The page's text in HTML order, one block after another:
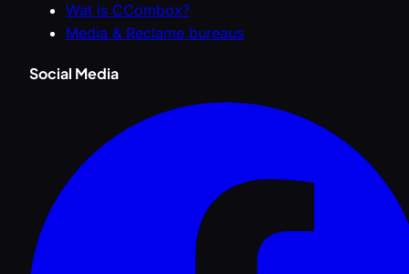
Wat is CCombox?
Media & Reclame bureaus
Social Media